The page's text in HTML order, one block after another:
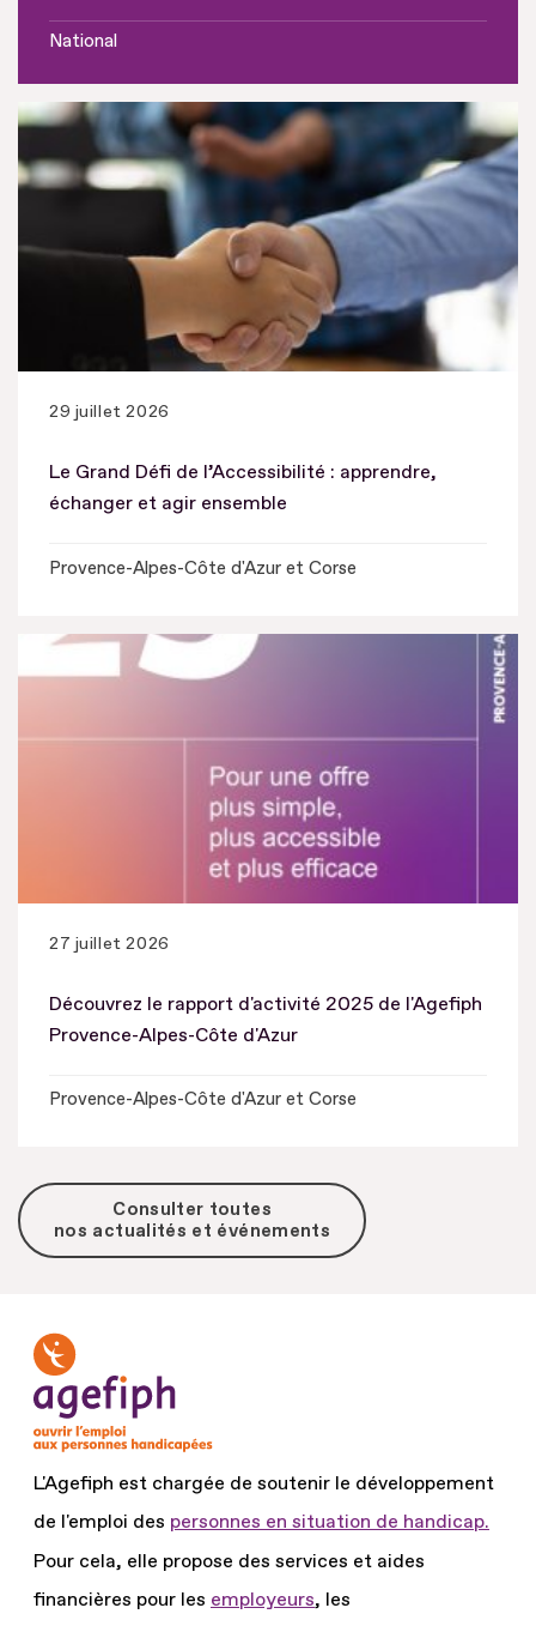
National
29 juillet 2026
Le Grand Défi de l’Accessibilité : apprendre,
échanger et agir ensemble
Provence-Alpes-Côte d'Azur et Corse
27 juillet 2026
Découvrez le rapport d'activité 2025 de l'Agefiph
Provence-Alpes-Côte d'Azur
Provence-Alpes-Côte d'Azur et Corse
Consulter toutes
nos actualités et événements
L'Agefiph est chargée de soutenir le développement
de l'emploi des personnes en situation de handicap.
Pour cela, elle propose des services et aides
financières pour les employeurs, les